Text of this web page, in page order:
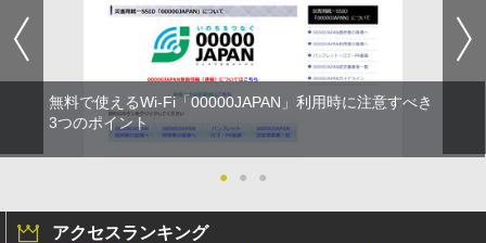
無料で使えるWi-Fi「00000JAPAN」利用時に注意すべき
3つのポイント
● ● ●
アクセスランキング